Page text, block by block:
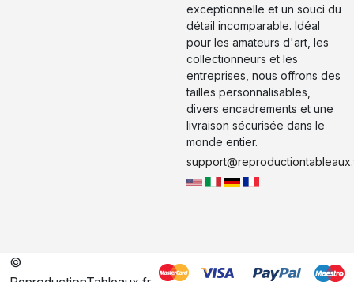
exceptionnelle et un souci du
détail incomparable. Idéal
pour les amateurs d'art, les
collectionneurs et les
entreprises, nous offrons des
tailles personnalisables,
divers encadrements et une
livraison sécurisée dans le
monde entier.
©